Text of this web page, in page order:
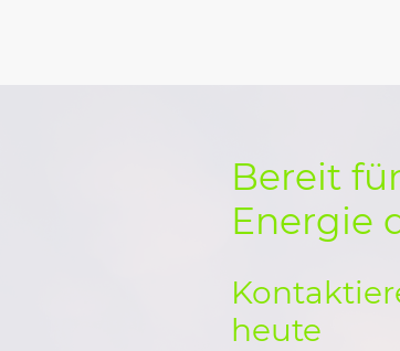
Bereit
Energie
heute